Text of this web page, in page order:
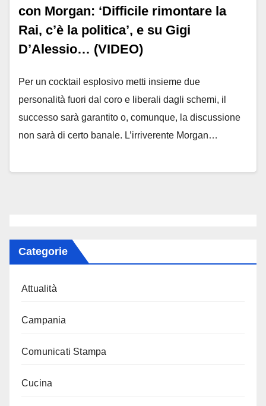
con Morgan: ‘Difficile rimontare la
Rai, c’è la politica’, e su Gigi
D’Alessio… (VIDEO)
Per un cocktail esplosivo metti insieme due
personalità fuori dal coro e liberali dagli schemi, il
successo sarà garantito o, comunque, la discussione
non sarà di certo banale. L’irriverente Morgan…
Categorie
Attualità
Campania
Comunicati Stampa
Cucina